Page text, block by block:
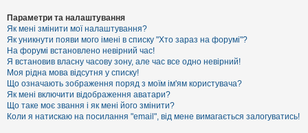
м
и
б
е
з
в
і
д
п
о
в
і
Параметри та налаштування
Як мені змінити мої налаштування?
Як уникнути появи мого імені в списку "Хто зараз на форумі"?
На форумі встановлено невірний час!
Я встановив власну часову зону, але час все одно невірний!
Моя рідна мова відсутня у списку!
Що означають зображення поряд з моїм ім'ям користувача?
Як мені включити відображення аватари?
Що таке моє звання і як мені його змінити?
Коли я натискаю на посилання "email", від мене вимагається залогуватись!